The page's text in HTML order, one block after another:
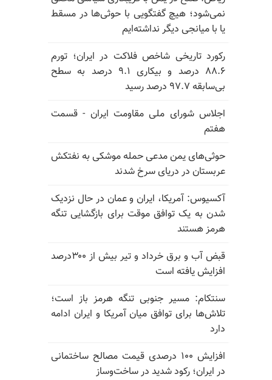
نمی‌شود؛ هیچ گفتگویی با حوثی‌ها در مسقط
یا با میانجی دیگر نداشته‌ایم
رکورد تاریخی شاخص فلاکت در ایران؛ تورم
۸۸.۶ درصد و بیکاری ۹.۱ درصد به سطح
بی‌سابقه ۹۷.۷ درصد رسید
اجلاس شورای ملی مقاومت ایران - قسمت
هفتم
حوثی‌های یمن مدعی حمله موشکی به نفتکش
عربستان در دریای سرخ شدند
آکسیوس: آمریکا، ایران و عمان در حال نزدیک
شدن به یک توافق موقت برای بازگشایی تنگه
هرمز هستند
قبض آب و برق خرداد و تیر بیش از ۳۰۰درصد
افزایش یافته است
سنتکام: مسیر جنوبی تنگه هرمز باز است؛
تلاش‌ها برای توافق میان آمریکا و ایران ادامه
دارد
افزایش ۱۰۰ درصدی قیمت مصالح ساختمانی
در ایران؛ رکود شدید در ساخت‌وساز